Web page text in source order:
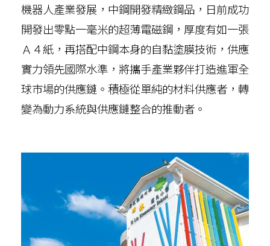
機器人產業發展，中鋼開發精緻鋼品，日前成功
開發出零點一毫米的超薄電磁鋼，厚度有如一張
Ａ４紙，再搭配中鋼本身的自黏塗膜技術，供應
實力領先國際水準，將攜手產業夥伴打造進軍全
球市場的供應鏈。積極從單純的材料供應者，轉
變為動力系統與供應鏈整合的推動者。